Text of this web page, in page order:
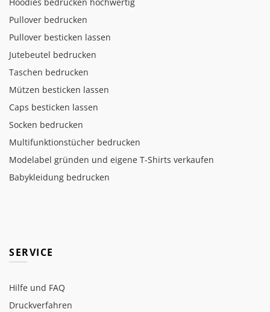
Hoodies bedrucken hochwertig
Pullover bedrucken
Pullover besticken lassen
Jutebeutel bedrucken
Taschen bedrucken
Mützen besticken lassen
Caps besticken lassen
Socken bedrucken
Multifunktionstücher bedrucken
Modelabel gründen und eigene T-Shirts verkaufen
Babykleidung bedrucken
SERVICE
Hilfe und FAQ
Druckverfahren